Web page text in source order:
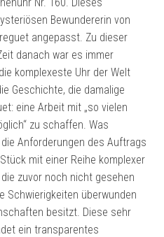
Bewundererin von
angepasst. Zu dieser
danach war es immer
komplexeste Uhr der Welt
Geschichte, die damalige
eine Arbeit mit „so vielen
zu schaffen. Was
Anforderungen des Auftrags
mit einer Reihe komplexer
zuvor noch nicht gesehen
Schwierigkeiten überwunden
besitzt. Diese sehr
ein transparentes